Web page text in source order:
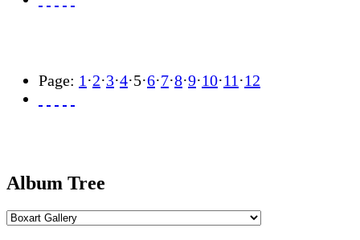
Page: 1 ·2·3·4·5·6·7·8·9·10·11 ·12
Album Tree